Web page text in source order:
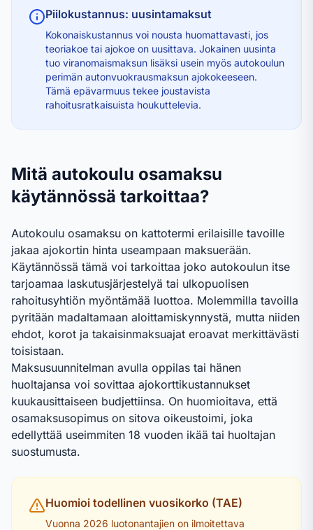
Piilokustannus: uusintamaksut
Kokonaiskustannus voi nousta huomattavasti, jos
teoriakoe tai ajokoe on uusittava. Jokainen uusinta
tuo viranomaismaksun lisäksi usein myös autokoulun
perimän autonvuokrausmaksun ajokokeeseen.
Tämä epävarmuus tekee joustavista
rahoitusratkaisuista houkuttelevia.
Mitä autokoulu osamaksu
käytännössä tarkoittaa?
Autokoulu osamaksu on kattotermi erilaisille tavoille
jakaa ajokortin hinta useampaan maksuerään.
Käytännössä tämä voi tarkoittaa joko autokoulun itse
tarjoamaa laskutusjärjestelyä tai ulkopuolisen
rahoitusyhtiön myöntämää luottoa. Molemmilla tavoilla
pyritään madaltamaan aloittamiskynnystä, mutta niiden
ehdot, korot ja takaisinmaksuajat eroavat merkittävästi
toisistaan.
Maksusuunnitelman avulla oppilas tai hänen
huoltajansa voi sovittaa ajokorttikustannukset
kuukausittaiseen budjettiinsa. On huomioitava, että
osamaksusopimus on sitova oikeustoimi, joka
edellyttää useimmiten 18 vuoden ikää tai huoltajan
suostumusta.
Huomioi todellinen vuosikorko (TAE)
Vuonna 2026 luotonantajien on ilmoitettava